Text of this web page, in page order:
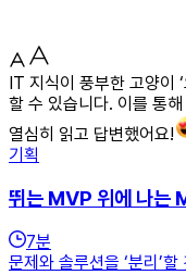
IT 지식이 풍부한 고양이
할 수 있습니다. 이를 통
열심히 읽고 답변했어요!
기획
뛰는 MVP 위에 나
7분
문제와 솔루션을 ‘분리’